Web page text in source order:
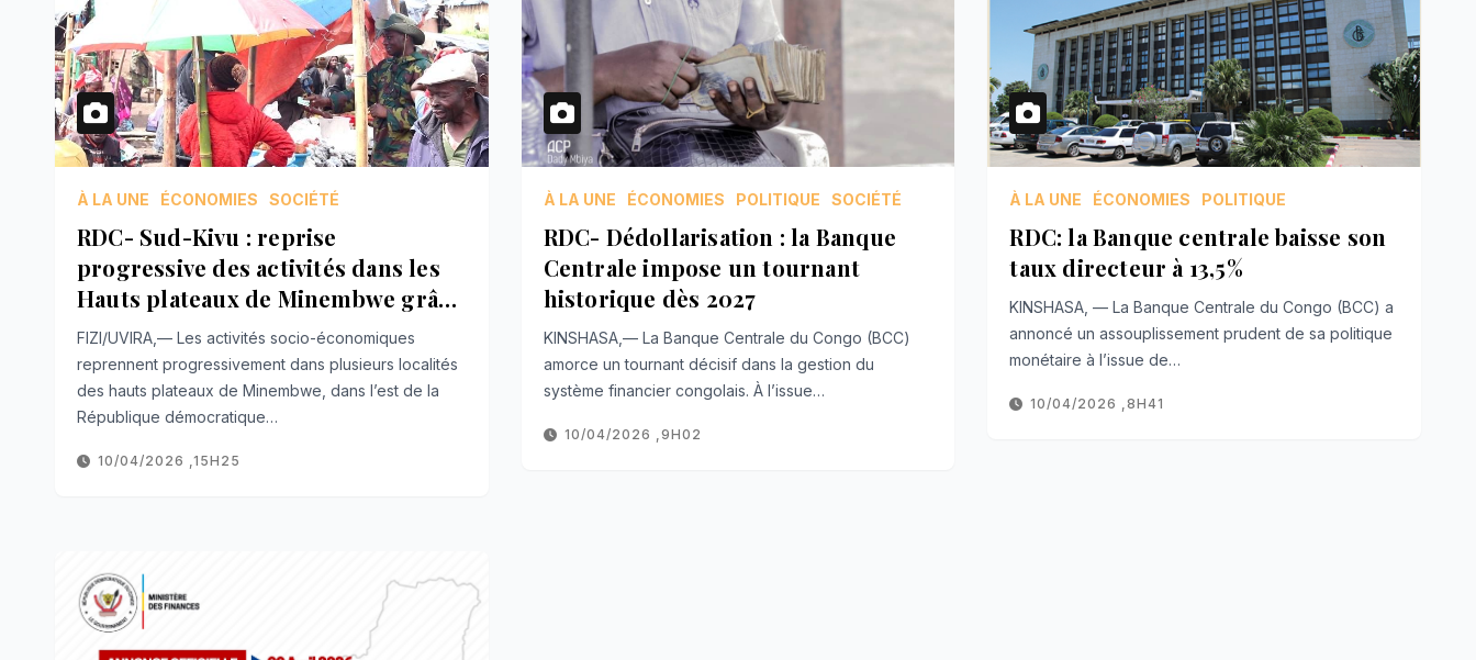
À LA UNE ÉCONOMIES SOCIÉTÉ
RDC- Sud-Kivu : reprise
progressive des activités dans les
Hauts plateaux de Minembwe grâce
aux FARDC
FIZI/UVIRA,— Les activités socio-économiques
reprennent progressivement dans plusieurs localités
des hauts plateaux de Minembwe, dans l’est de la
République démocratique…
10/04/2026 ,15H25
À LA UNE ÉCONOMIES POLITIQUE SOCIÉTÉ
RDC- Dédollarisation : la Banque
Centrale impose un tournant
historique dès 2027
KINSHASA,— La Banque Centrale du Congo (BCC)
amorce un tournant décisif dans la gestion du
système financier congolais. À l’issue…
10/04/2026 ,9H02
À LA UNE ÉCONOMIES POLITIQUE
RDC: la Banque centrale baisse son
taux directeur à 13,5%
KINSHASA, — La Banque Centrale du Congo (BCC) a
annoncé un assouplissement prudent de sa politique
monétaire à l’issue de…
10/04/2026 ,8H41